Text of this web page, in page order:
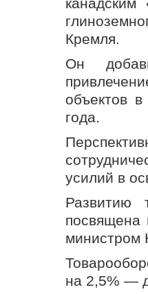
Кремля.
Он
объектов
года.
усилий в
Развитию
посвящена
министром
на 2,5% —